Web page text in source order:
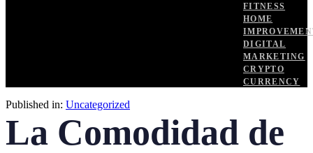
FITNESS
HOME
DIGITAL
MARKETING
CRYPTO
CURRENCY
Published in: Uncategorized
La Comodidad de